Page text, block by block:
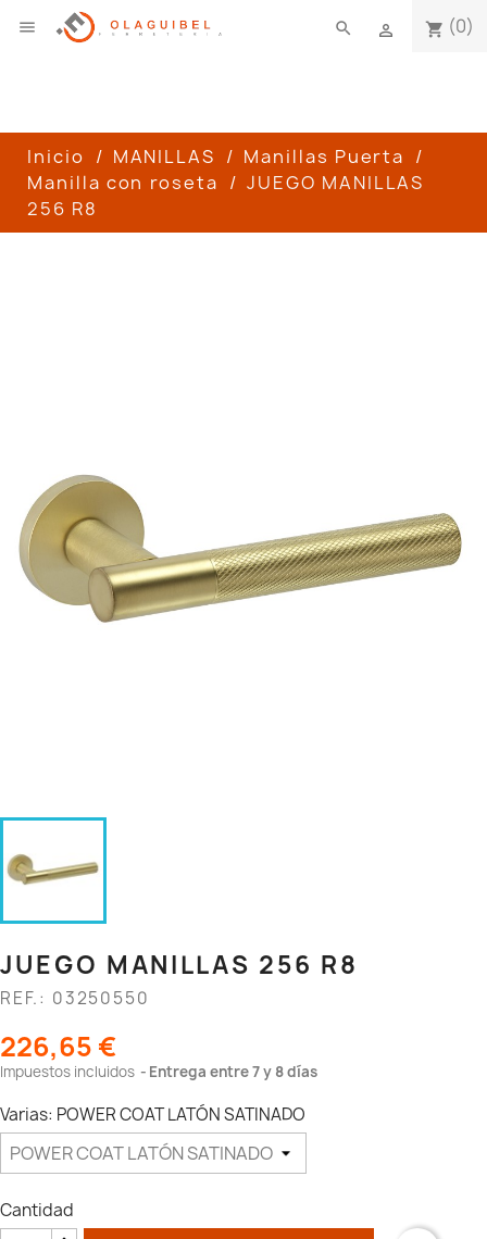
 shopping_cart (0)

search
Inicio MANILLAS
Manillas Puerta
Manilla con roseta
JUEGO MANILLAS
256 R8
JUEGO MANILLAS 256 R8
REF.: 03250550
226,65 €
Impuestos incluidos Entrega entre 7 y 8 días
Varias: POWER COAT LATÓN SATINADO
Cantidad